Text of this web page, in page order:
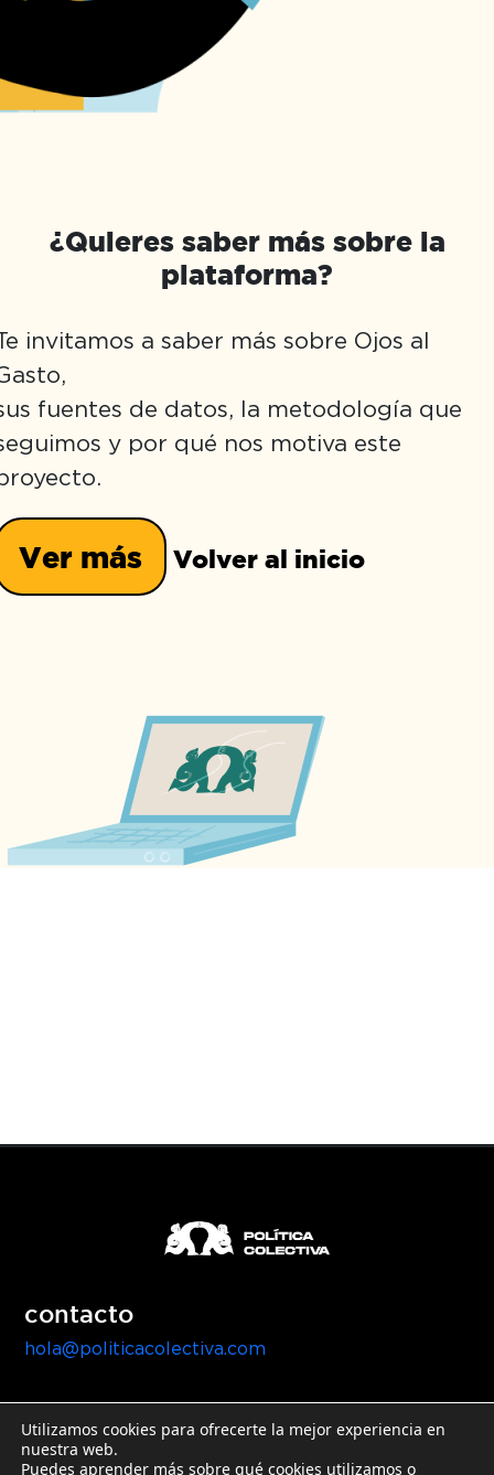
¿Quieres saber más sobre la
plataforma?
invitamos a saber más sobre Ojos al
fuentes de datos, la metodología que
y por qué nos motiva este
Ver más Volver al inicio
contacto
hola@politicacolectiva.com
Utilizamos cookies para ofrecerte la mejor experiencia en
nuestra web.
Puedes aprender más sobre qué cookies utilizamos o